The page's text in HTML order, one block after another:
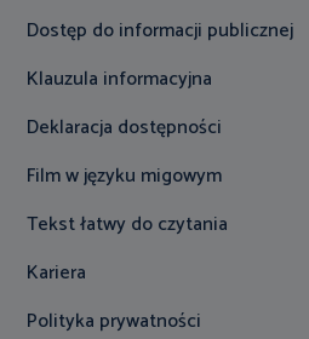
Dostęp do informacji publicznej
Klauzula informacyjna
Deklaracja dostępności
Film w języku migowym
Tekst łatwy do czytania
Kariera
Polityka prywatności